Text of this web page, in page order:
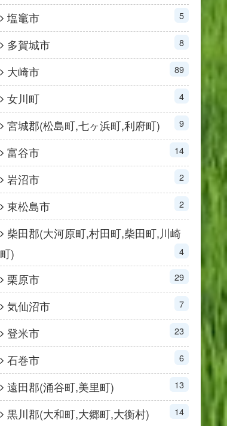
塩竈市 5
多賀城市 8
大崎市 89
女川町 4
宮城郡(松島町,七ヶ浜町,利府町) 9
富谷市 14
岩沼市 2
東松島市 2
柴田郡(大河原町,村田町,柴田町,川崎
町)
4
栗原市 29
気仙沼市 7
登米市 23
石巻市 6
遠田郡(涌谷町,美里町) 13
黒川郡(大和町,大郷町,大衡村) 14